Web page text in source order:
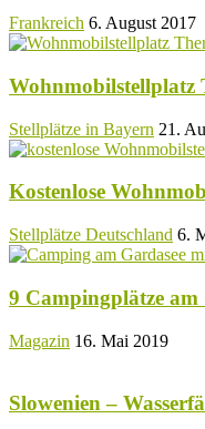
Frankreich 6. August 2017
Wohnmobilstellplatz
Stellplätze in Bayern 21.
Kostenlose
Stellplätze Deutschland 6.
9 Campingplätze
Magazin 16. Mai 2019
Slowenien –